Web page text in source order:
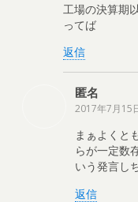
工場の決算期
ってば
返信
匿名
2017年7月15
まぁよくと
らが一定数
いう発言し
返信